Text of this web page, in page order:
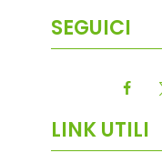
SEGUICI
LINK UTILI